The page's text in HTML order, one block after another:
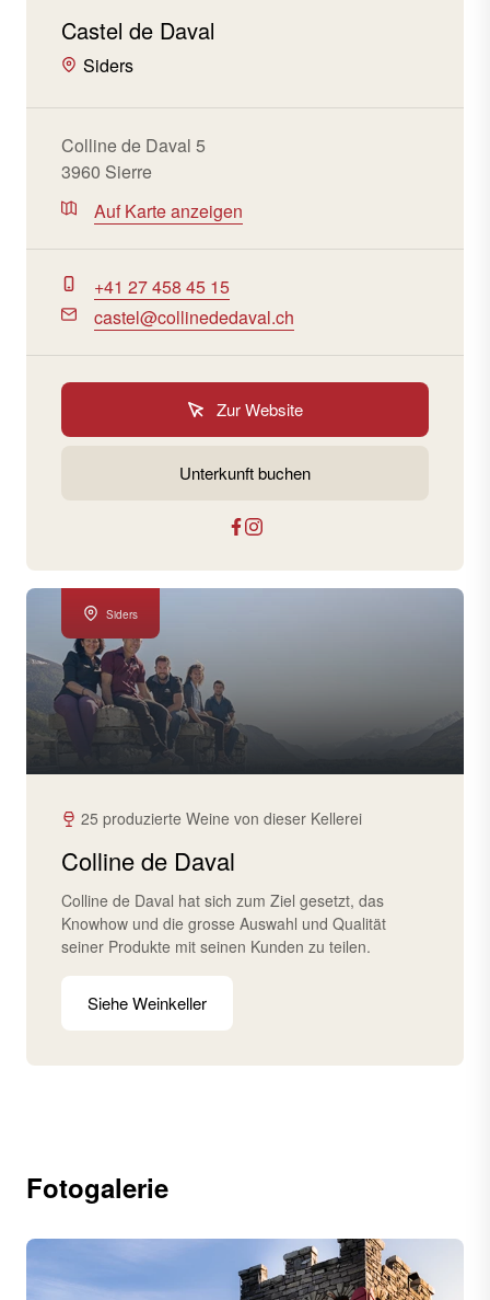
Castel de Daval
Siders
Colline de Daval 5
3960 Sierre
Auf Karte anzeigen
+41 27 458 45 15
castel@collinededaval.ch
Zur Website
Unterkunft buchen
Siders
25 produzierte Weine von dieser Kellerei
Colline de Daval
Colline de Daval hat sich zum Ziel gesetzt, das
Knowhow und die grosse Auswahl und Qualität
seiner Produkte mit seinen Kunden zu teilen.
Siehe Weinkeller
Fotogalerie